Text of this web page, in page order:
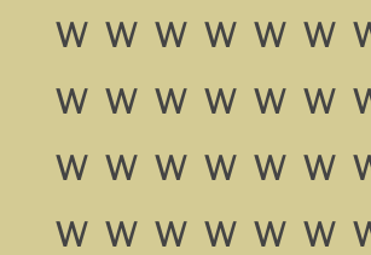
ｗｗｗｗｗｗ
ｗｗｗｗｗｗ
ｗｗｗｗｗｗ
ｗｗｗｗｗｗ